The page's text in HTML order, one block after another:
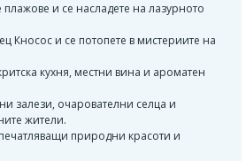
плажове и се насладете на лазурното
Кносос и се потопете в мистериите на
кухня, местни вина и ароматен
залези, очарователни селца и
жители.
природни красоти и